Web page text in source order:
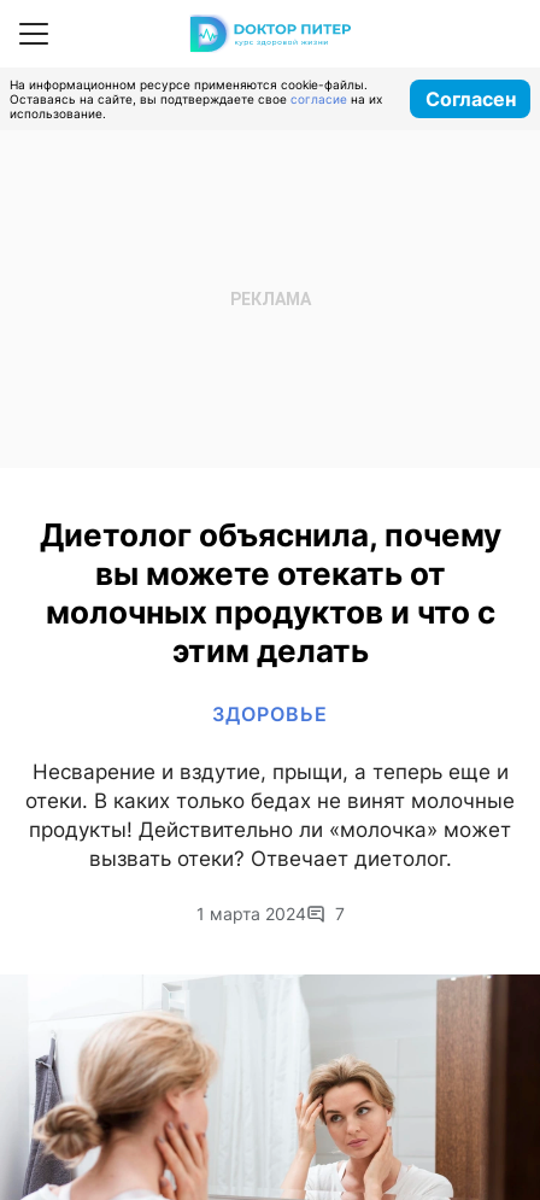
На информационном ресурсе применяются cookie-файлы.
Оставаясь на сайте, вы подтверждаете свое согласие на их
использование.
Согласен
Диетолог объяснила, почему
вы можете отекать от
молочных продуктов и что с
этим делать
ЗДОРОВЬЕ
Несварение и вздутие, прыщи, а теперь еще и
отеки. В каких только бедах не винят молочные
продукты! Действительно ли «молочка» может
вызвать отеки? Отвечает диетолог.
1 марта 2024 7